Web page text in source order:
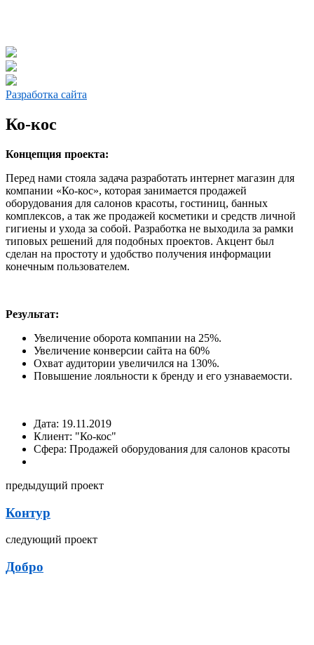
Разработка сайта
Ко-кос
Концепция проекта:
Перед нами стояла задача разработать интернет магазин для
компании «Ко-кос», которая занимается продажей
оборудования для салонов красоты, гостиниц, банных
комплексов, а так же продажей косметики и средств личной
гигиены и ухода за собой. Разработка не выходила за рамки
типовых решений для подобных проектов. Акцент был
сделан на простоту и удобство получения информации
конечным пользователем.
Результат:
Увеличение оборота компании на 25%.
Увеличение конверсии сайта на 60%
Охват аудитории увеличился на 130%.
Повышение лояльности к бренду и его узнаваемости.
Дата: 19.11.2019
Клиент: "Ко-кос"
Сфера: Продажей оборудования для салонов красоты
предыдущий проект
Контур
следующий проект
Добро